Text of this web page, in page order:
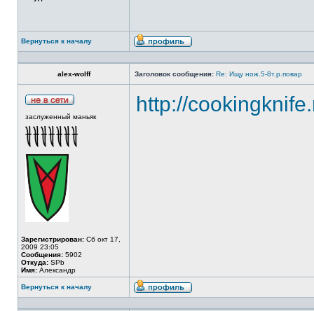
Вернуться к началу
alex-wolff Заголовок сообщения: Re: Ищу нож.5-8т.р.повар
заслуженный маньяк
Зарегистрирован: Сб окт 17,
2009 23:05
Сообщения: 5902
Откуда: SPb
Имя: Александр
http://
Вернуться к началу